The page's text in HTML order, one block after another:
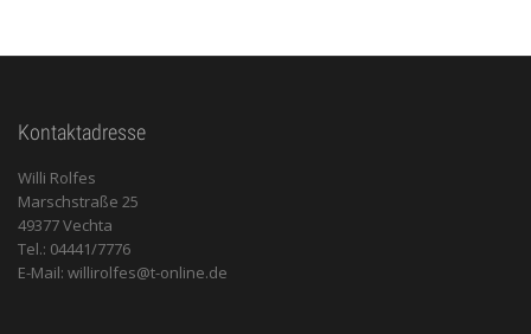
Kontaktadresse
Willi Rolfes
Marschstraße 25
49377 Vechta
Tel.: 04441/7776
E-Mail: willirolfes@t-online.de